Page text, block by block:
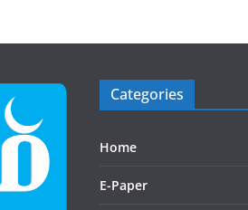
Categories
Home
E-Paper